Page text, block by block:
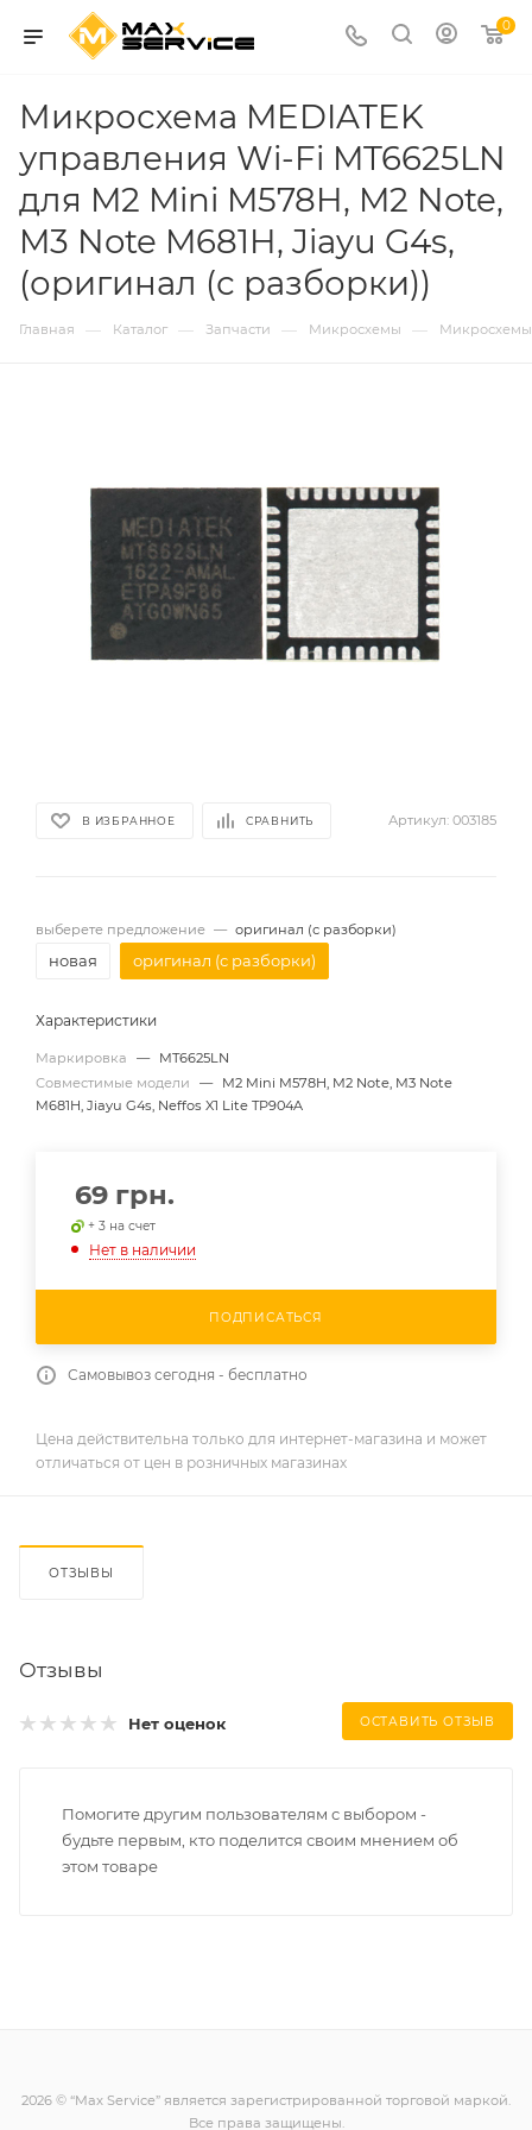
0
Микросхема MEDIATEK
управления Wi-Fi MT6625LN
для M2 Mini M578H, M2 Note,
M3 Note M681H, Jiayu G4s,
(оригинал (с разборки))
Главная — Каталог — Запчасти — Микросхемы —
В ИЗБРАННОЕ СРАВНИТЬ Артикул: 003185
выберете предложение — оригинал (с разборки)
новая оригинал (с разборки)
Характеристики
Маркировка —
MT6625LN
Совместимые модели
—
M2 Mini M578H, M2 Note, M3 Note
M681H, Jiayu G4s, Neffos X1 Lite TP904A
69 грн.
+ 3 на счет
Нет в наличии
ПОДПИСАТЬСЯ
Самовывоз сегодня - бесплатно
Цена действительна только для интернет-магазина и может
отличаться от цен в розничных магазинах
ОТЗЫВЫ
Отзывы
Нет оценок ОСТАВИТЬ ОТЗЫВ
Помогите другим пользователям с выбором -
будьте первым, кто поделится своим мнением об
этом товаре
2026 © “Max Service” является зарегистрированной торговой маркой.
Все права защищены.